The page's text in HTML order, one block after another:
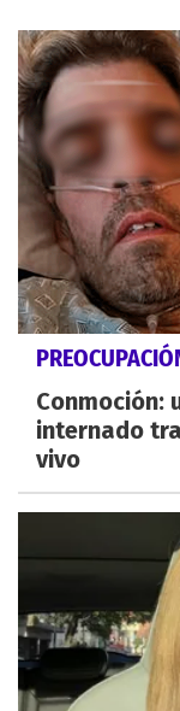
Conmoción:
internado
vivo